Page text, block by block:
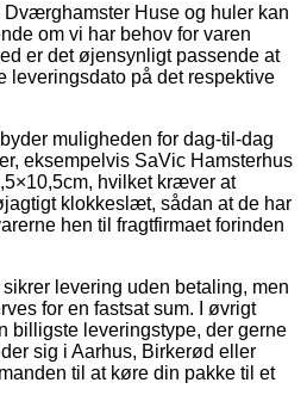
Huse og huler kan
om vi har behov for varen
er det øjensynligt passende at
leveringsdato på det respektive
muligheden for dag-til-dag
eksempelvis SaVic Hamsterhus
hvilket kræver at
klokkeslæt, sådan at de har
hen til fragtfirmaet forinden
levering uden betaling, men
for en fastsat sum. I øvrigt
billigste leveringstype, der gerne
sig i Aarhus, Birkerød eller
til at køre din pakke til et